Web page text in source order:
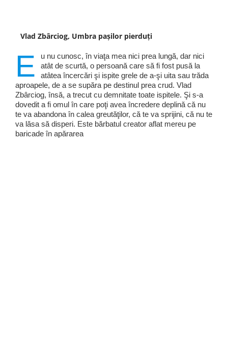
Vlad Zbârciog, Umbra pașilor pierduți
E
u nu cunosc, în viaţa mea nici prea lungă, dar nici
atât de scurtă, o persoană care să fi fost pusă la
atâtea încercări şi ispite grele de a-şi uita sau trăda
aproapele, de a se supăra pe destinul prea crud. Vlad
Zbârciog, însă, a trecut cu demnitate toate ispitele. Şi s-a
dovedit a fi omul în care poţi avea încredere deplină că nu
te va abandona în calea greutăţilor, că te va sprijini, că nu te
va lăsa să disperi. Este bărbatul creator aflat mereu pe
baricade în apărarea